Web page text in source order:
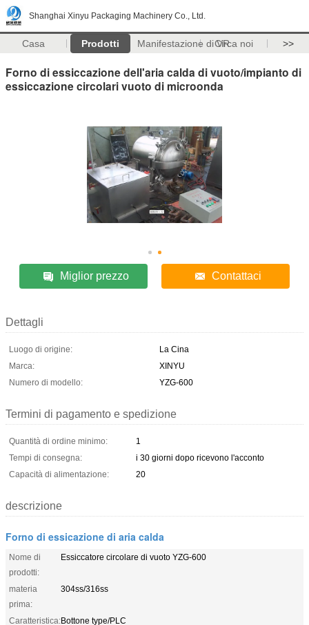
Shanghai Xinyu Packaging Machinery Co., Ltd.
Casa Prodotti Manifestazione di VRCirca noi >>
Forno di essiccazione dell'aria calda di vuoto/impianto di
essiccazione circolari vuoto di microonda
Miglior prezzo Contattaci
Dettagli
Luogo di origine:
La Cina
Marca:
XINYU
Numero di modello:
YZG-600
Termini di pagamento e spedizione
Quantità di ordine minimo:
1
Tempi di consegna:
i 30 giorni dopo ricevono l'acconto
Capacità di alimentazione:
20
descrizione
Forno di essicazione di aria calda
Nome di
prodotti:
Essiccatore circolare di vuoto YZG-600
materia
prima:
304ss/316ss
Caratteristica:Bottone type/PLC